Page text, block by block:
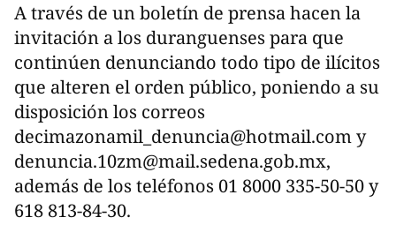
A través de un boletín de prensa hacen la
invitación a los duranguenses para que
continúen denunciando todo tipo de ilícitos
que alteren el orden público, poniendo a su
disposición los correos
decimazonamil_denuncia@hotmail.comy
denuncia.10zm@mail.sedena.gob.mx,
además de los teléfonos 01 8000 335-50-50 y
618 813-84-30.